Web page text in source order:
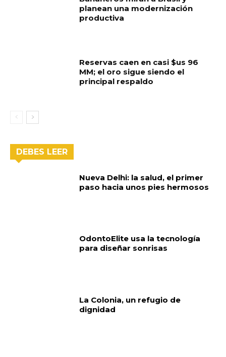
planean una modernización
productiva
Reservas caen en casi $us 96
MM; el oro sigue siendo el
principal respaldo
DEBES LEER
Nueva Delhi: la salud, el primer
paso hacia unos pies hermosos
OdontoElite usa la tecnología
para diseñar sonrisas
La Colonia, un refugio de
dignidad